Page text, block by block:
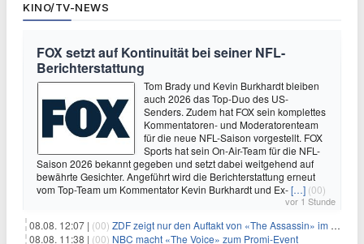
KINO/TV-NEWS
FOX setzt auf Kontinuität bei seiner NFL-
Berichterstattung
Tom Brady und Kevin Burkhardt bleiben
auch 2026 das Top-Duo des US-
Senders. Zudem hat FOX sein komplettes
Kommentatoren- und Moderatorenteam
für die neue NFL-Saison vorgestellt. FOX
Sports hat sein On-Air-Team für die NFL-
Saison 2026 bekannt gegeben und setzt dabei weitgehend auf
bewährte Gesichter. Angeführt wird die Berichterstattung erneut
vom Top-Team um Kommentator Kevin Burkhardt und Ex-[…] (00)
vor 1 Stunde
08.08. 12:07 | (00) ZDF zeigt nur den Auftakt von «The Assassin» im Fernsehen
08.08. 11:38 | (00) NBC macht «The Voice» zum Promi-Event